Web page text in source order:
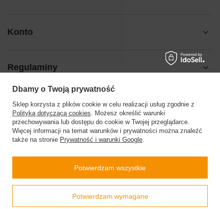
Konto
Regulaminy
Pomoc
504199123 sklep@barberinis.pl
,32-087Bibice
W sklepie prezentujemy ceny brutto (z VAT).
Dbamy o Twoją prywatność
Sklep korzysta z plików cookie w celu realizacji usług zgodnie z
Polityką dotyczącą cookies. Możesz określić warunki
przechowywania lub dostępu do cookie w Twojej przeglądarce.
Więcej informacji na temat warunków i prywatności można znaleźć
także na stronie Prywatność i warunki Google.
Potwierdzam wymagane
Potwierdzam wszystkie